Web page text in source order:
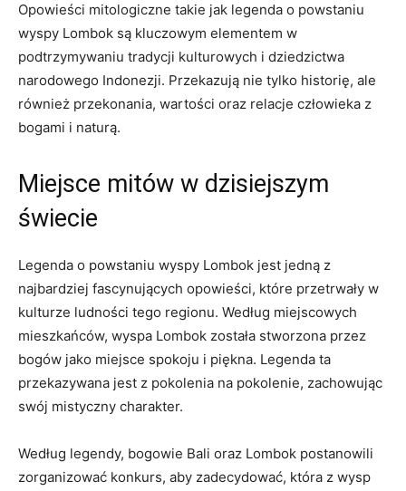
Opowieści mitologiczne takie jak ​legenda ⁢o powstaniu
wyspy Lombok są kluczowym elementem w
podtrzymywaniu tradycji kulturowych i⁢ dziedzictwa
narodowego ‍Indonezji. ⁢Przekazują⁣ nie tylko‍ historię, ale
również przekonania,​ wartości oraz relacje człowieka ‌z
bogami i‍ naturą.
Miejsce⁢ mitów⁢ w⁣ dzisiejszym
świecie
Legenda ⁤o powstaniu wyspy Lombok​ jest jedną z
najbardziej fascynujących opowieści, ‌które przetrwały ⁣w
kulturze ludności ‍tego ‍regionu. Według ‌miejscowych ​
mieszkańców, wyspa Lombok została ⁢stworzona przez
bogów ⁣jako miejsce ⁣spokoju ⁣i piękna. Legenda ta
przekazywana jest z ⁢pokolenia na pokolenie, zachowując
swój mistyczny charakter.
Według legendy, ‌bogowie Bali​ oraz ⁤Lombok⁣ postanowili
⁢zorganizować konkurs,​ aby ⁣zadecydować, która z wysp